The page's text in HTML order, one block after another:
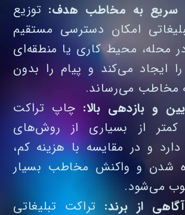
سریع به مخاطب هدف: توزیع
امکان دسترسی مستقیم
در محله، محیط کاری یا منطقه‌ای
ایجاد می‌کند و پیام را بدون
مخاطب می‌رساند.
و بازدهی بالا: چاپ تراکت
کمتر از بسیاری از روش‌های
دارد و در مقایسه با هزینه کم،
شدن و واکنش مخاطب بسیار
می‌شود.
از برند: تراکت تبلیغاتی